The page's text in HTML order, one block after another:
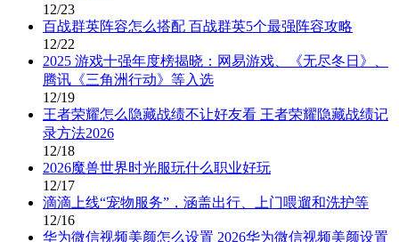
12/23
百战群英阵容怎么搭配 百战群英5个最强阵容攻略
12/22
2025 游戏十强年度榜揭晓：网易游戏、《无尽冬日》、
腾讯《三角洲行动》等入选
12/19
王者荣耀怎么隐藏战绩不让好友看 王者荣耀隐藏战绩记
录方法2026
12/18
2026魔兽世界时光服玩什么职业好玩
12/17
滴滴上线“宠物服务”，涵盖出行、上门喂遛和洗护等
12/16
华为微信视频美颜怎么设置 2026华为微信视频美颜设置